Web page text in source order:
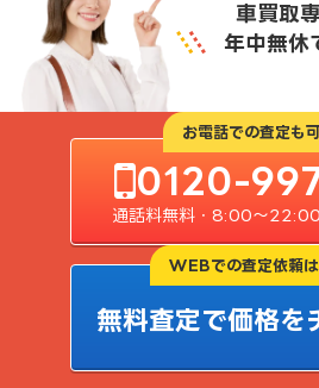
車買取
年中無休
お電話での査定も可
0120-
通話料無料・8:00〜22:00
WEBでの査定依頼は
無料査定で価格を